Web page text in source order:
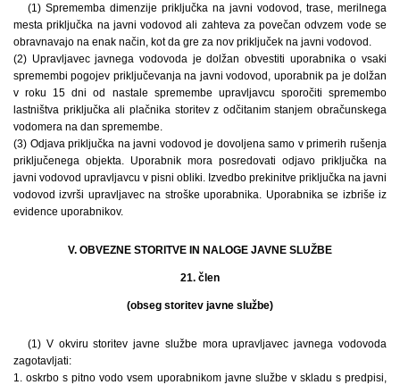
(1) Sprememba dimenzije priključka na javni vodovod, trase, merilnega
mesta priključka na javni vodovod ali zahteva za povečan odvzem vode se
obravnavajo na enak način, kot da gre za nov priključek na javni vodovod.
(2) Upravljavec javnega vodovoda je dolžan obvestiti uporabnika o vsaki
spremembi pogojev priključevanja na javni vodovod, uporabnik pa je dolžan
v roku 15 dni od nastale spremembe upravljavcu sporočiti spremembo
lastništva priključka ali plačnika storitev z odčitanim stanjem obračunskega
vodomera na dan spremembe.
(3) Odjava priključka na javni vodovod je dovoljena samo v primerih rušenja
priključenega objekta. Uporabnik mora posredovati odjavo priključka na
javni vodovod upravljavcu v pisni obliki. Izvedbo prekinitve priključka na javni
vodovod izvrši upravljavec na stroške uporabnika. Uporabnika se izbriše iz
evidence uporabnikov.
V. OBVEZNE STORITVE IN NALOGE JAVNE SLUŽBE
21. člen
(obseg storitev javne službe)
(1) V okviru storitev javne službe mora upravljavec javnega vodovoda
zagotavljati:
1. oskrbo s pitno vodo vsem uporabnikom javne službe v skladu s predpisi,